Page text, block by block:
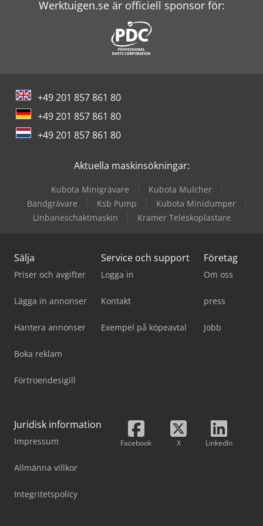
New Holland Skördetröska
Reichle & Knoedler Fräsmaskiner Horisontella
Seitz Filter
Vickers Pump
Witzig & Frank Överföringsmaskiner
Wolf Filter
Zander Filter
Werktuigen.se är officiell sponsor för:
+49 201 857 861 80
+49 201 857 861 80
+49 201 857 861 80
Aktuella maskinsökningar:
Kubota Minigrävare
Kubota Mulcher
Bandgrävare
Ksb Pump
Kubota Minidumper
Linbaneschaktmaskin
Kramer Teleskoplastare
Sälja
Priser och avgifter
Lägga in annonser
Hantera annonser
Boka reklam
Förtroendesigill
Service och support
Logga in
Kontakt
Exempel på köpeavtal
Företag
Om oss
press
Jobb
Juridisk information
Impressum
Allmänna villkor
Integritetspolicy
Facebook X LinkedIn